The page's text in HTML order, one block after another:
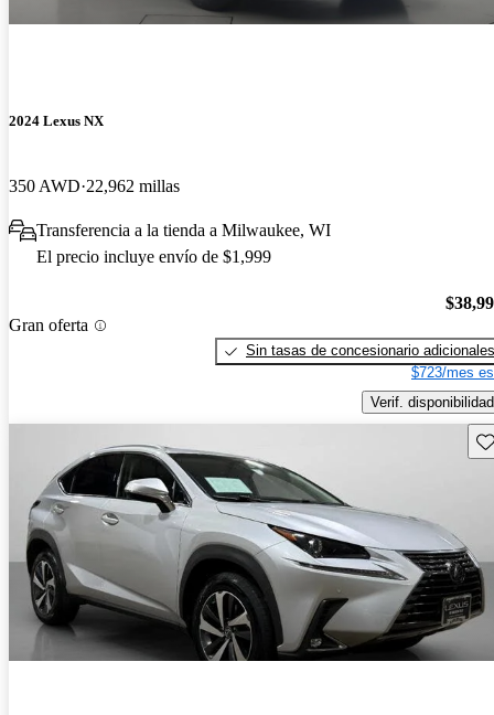
2024 Lexus NX
350 AWD 22,962 millas
Transferencia a la tienda a Milwaukee, WI
El precio incluye envío de $1,999
Gran oferta
Sin tasas de concesionario adicionales
$723/mes
Verif. disponibilidad